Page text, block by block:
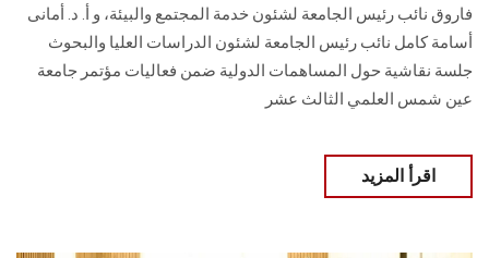
فاروق نائب رئيس الجامعة لشئون خدمة المجتمع والبيئة، و أ. د. أمانى
أسامة كامل نائب رئيس الجامعة لشئون الدراسات العليا والبحوث
جلسة نقاشية حول المساهمات الدولية ضمن فعاليات مؤتمر جامعة
عين شمس العلمي الثالث عشر
اقرأ المزيد